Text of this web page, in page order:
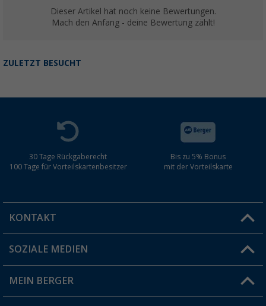
Dieser Artikel hat noch keine Bewertungen.
Mach den Anfang - deine Bewertung zählt!
ZULETZT BESUCHT
30 Tage Rückgaberecht
100 Tage für Vorteilskartenbesitzer
Bis zu 5% Bonus
mit der Vorteilskarte
KONTAKT
Du hast eine Frage?
Filiale finden
SOZIALE MEDIEN
MEIN BERGER